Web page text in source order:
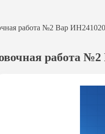
работа №2 Вар
работа